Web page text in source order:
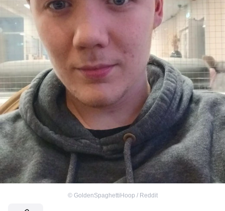
© GoldenSpaghettiHoop / Reddit